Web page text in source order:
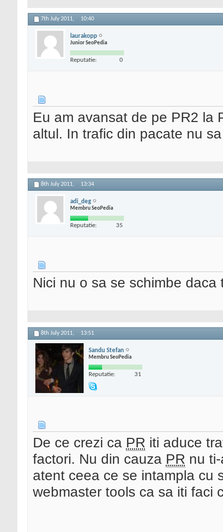
7th July 2011, 10:40
laurakopp
Junior SeoPedia
Reputatie: 0
Eu am avansat de pe PR2 la
altul. In trafic din pacate nu
8th July 2011, 13:34
adi_deg
Membru SeoPedia
Reputatie: 35
Nici nu o sa se schimbe
8th July 2011, 13:51
Sandu Stefan
Membru SeoPedia
Reputatie: 31
De ce crezi ca PR iti aduce
factori. Nu din cauza PR nu
atent ceea ce se intampla cu
webmaster tools ca sa iti faci